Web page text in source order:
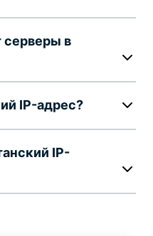
серверы в
IP-адрес?
IP-